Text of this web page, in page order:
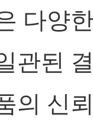
다양
관된
의 신